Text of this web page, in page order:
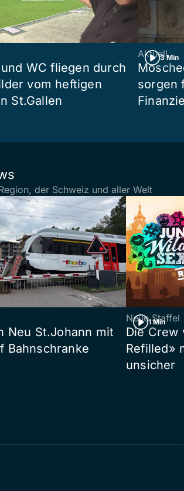
WC fliegen durch
vom heftigen
St.Gallen
3 Min
Aktuell
sorgen
der Schweiz und aller Welt
Neu St.Johann mit
Bahnschranke
1 Min
Neue Staffel
Die Crew
Refilled»
unsicher